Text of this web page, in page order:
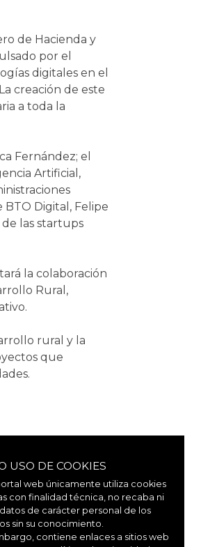
de Hacienda y
por el
digitales en el
creación de este
a toda la
Fernández; el
Artificial,
BTO Digital, Felipe
de las startups
la colaboración
Rural,
rural y la
que
USO DE COOKIES
web únicamente utiliza cookies
con finalidad técnica, no recaba ni
de carácter personal de los
sin su conocimiento.
contiene enlaces a sitios web